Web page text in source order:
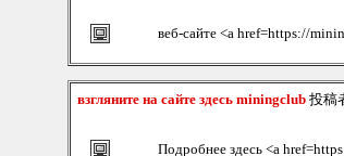
веб-сайте <a href=https://
взгляните на сайте здесь miningclub投稿
Подробнее здесь <a